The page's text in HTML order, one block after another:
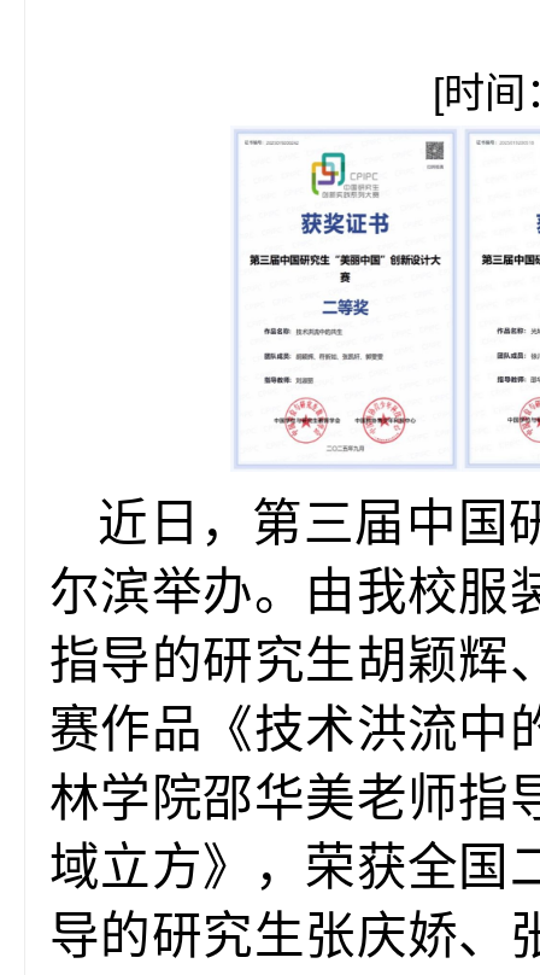
[时间
近日，第三届中国
尔滨举办。由我校服
指导的研究生胡颖辉
赛作品《技术洪流中
林学院邵华美老师指
域立方》，荣获全国
导的研究生张庆娇、